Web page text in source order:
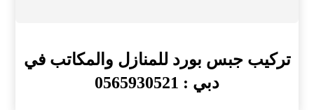
تركيب جبس بورد للمنازل والمكاتب في
دبي : 0565930521